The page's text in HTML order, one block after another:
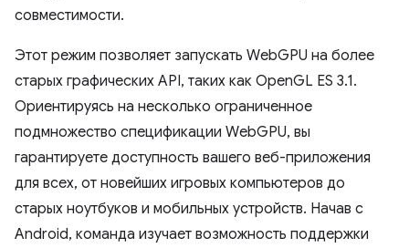
совместимости.
Этот режим позволяет запускать WebGPU на более
старых графических API, таких как OpenGL ES 3.1.
Ориентируясь на несколько ограниченное
подмножество спецификации WebGPU, вы
гарантируете доступность вашего веб-приложения
для всех, от новейших игровых компьютеров до
старых ноутбуков и мобильных устройств. Начав с
Android, команда изучает возможность поддержки